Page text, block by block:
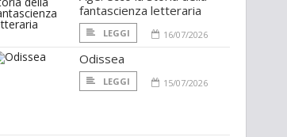
fantascienza letteraria
LEGGI 16/07/2026
Odissea
LEGGI 15/07/2026